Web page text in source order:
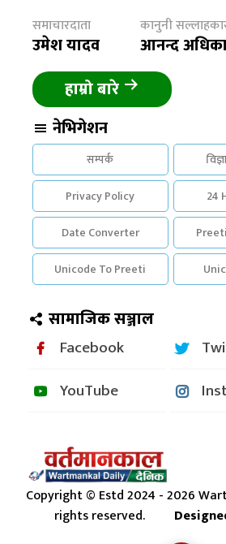
समाचारदाता
उमेश यादव
कानुनी
आनन्द
हाम्रो बारे
नेभिगेशन
सम्पर्क
Privacy Policy
24
Date Converter
Unicode To Preeti
सामाजिक सञ्जाल
Facebook
YouTube
Copyright © Estd 2024 - 2026
rights reserved.